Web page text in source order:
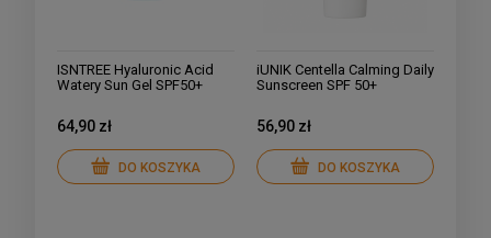
ISNTREE Hyaluronic Acid
Watery Sun Gel SPF50+
50 ml
64,90 zł
DO KOSZYKA
iUNIK Centella Calming Daily
Sunscreen SPF 50+
60ml
56,90 zł
DO KOSZYKA